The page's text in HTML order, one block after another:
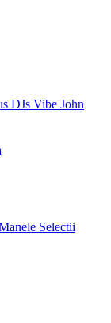
DJs Vibe John
Selectii